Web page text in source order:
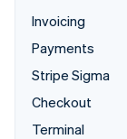
Invoicing
Payments
Stripe Sigma
Checkout
Terminal